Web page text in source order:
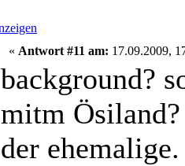
« Antwort #11 am: 17.09.2009,
background?
mitm
der ehemalige.